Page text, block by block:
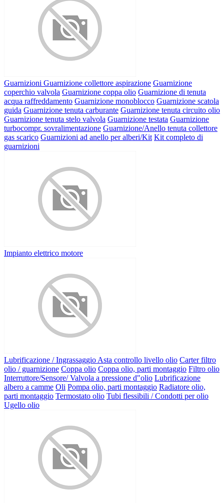
Guarnizioni Guarnizione collettore aspirazione Guarnizione
coperchio valvola Guarnizione coppa olio Guarnizione di tenuta
acqua raffreddamento Guarnizione monoblocco Guarnizione scatola
guida Guarnizione tenuta carburante Guarnizione tenuta circuito olio
Guarnizione tenuta stelo valvola Guarnizione testata Guarnizione
turbocompr. sovralimentazione Guarnizione/Anello tenuta collettore
gas scarico Guarnizioni ad anello per alberi/Kit Kit completo di
guarnizioni
Impianto elettrico motore
Lubrificazione / Ingrassaggio Asta controllo livello olio Carter filtro
olio / guarnizione Coppa olio Coppa olio, parti montaggio Filtro olio
Interruttore/Sensore/ Valvola a pressione d"olio Lubrificazione
albero a camme Oli Pompa olio, parti montaggio Radiatore olio,
parti montaggio Termostato olio Tubi flessibili / Condotti per olio
Ugello olio